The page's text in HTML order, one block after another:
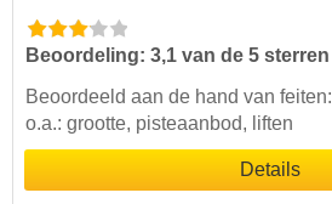
Beoordeling: 3,1 van de 5 sterren
Beoordeeld aan de hand van feiten:
o.a.: grootte, pisteaanbod, liften
Details